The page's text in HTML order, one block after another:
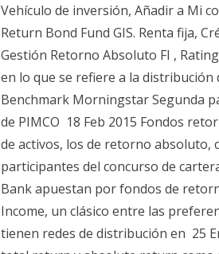
Vehículo de inversión, Añadir a Mi
Return Bond Fund GIS. Renta fija,
Gestión Retorno Absoluto FI ,
en lo que se refiere a la
Benchmark Morningstar Segunda
de PIMCO 18 Feb 2015 Fondos
de activos, los de retorno absoluto,
participantes del concurso de
Bank apuestan por fondos de
Income, un clásico entre las
tienen redes de distribución en 25